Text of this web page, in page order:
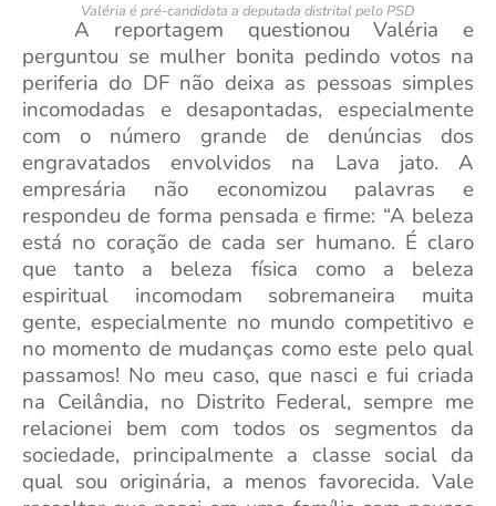
Valéria é pré-candidata a deputada distrital pelo PSD
A reportagem questionou Valéria e
perguntou se mulher bonita pedindo votos na
periferia do DF não deixa as pessoas simples
incomodadas e desapontadas, especialmente
com o número grande de denúncias dos
engravatados envolvidos na Lava jato. A
empresária não economizou palavras e
respondeu de forma pensada e firme: “A beleza
está no coração de cada ser humano. É claro
que tanto a beleza física como a beleza
espiritual incomodam sobremaneira muita
gente, especialmente no mundo competitivo e
no momento de mudanças como este pelo qual
passamos! No meu caso, que nasci e fui criada
na Ceilândia, no Distrito Federal, sempre me
relacionei bem com todos os segmentos da
sociedade, principalmente a classe social da
qual sou originária, a menos favorecida. Vale